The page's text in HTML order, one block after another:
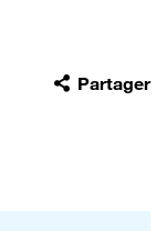
Partager